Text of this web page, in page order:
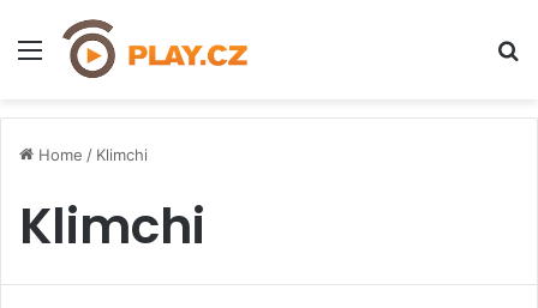
Menu
Home / Klimchi
Klimchi